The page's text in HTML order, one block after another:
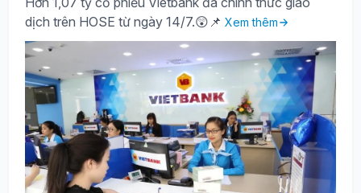
dịch trên HOSE từ ngày 14/7.😲📌 Xem thêm